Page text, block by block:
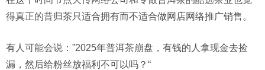
得真正的昔归茶只适合拥有而不适合做网店网络推广销售。
有人可能会说：”2025年普洱茶崩盘，有钱的人拿现金去捡
漏，然后给粉丝放福利不可以吗？“